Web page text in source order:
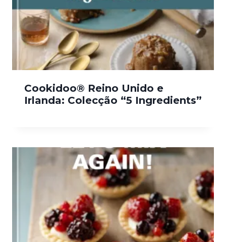
Cookidoo® Reino Unido e
Irlanda: Colecção “5 Ingredients”